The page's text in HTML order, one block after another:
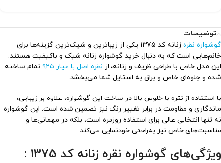
توضیحات
گوشواره نقره
زنانه کد 1375 یکی از زیباترین و شیک‌ترین گزینه‌ها برای
خانم‌هایی است که به دنبال خرید گوشواره زنانه شیک و باکیفیت هستند.
این مدل خاص با طراحی ظریف و زنانه، از نقره اصل با عیار ۹۲۵
تمام ساخته
شده و جلوه‌ای خاص و براق به استایل شما می‌بخشد.
با استفاده از نقره با خلوص بالا در ساخت این گوشواره، علاوه بر زیبایی،
ماندگاری و مقاومت در برابر تغییر رنگ نیز تضمین شده است. این گوشواره
نه تنها انتخابی عالی برای استفاده روزمره است، بلکه در مهمانی‌ها و
مناسبت‌های خاص نیز به‌راحتی خودنمایی می‌کند.
ویژگی‌های گوشواره نقره زنانه کد 1375 :